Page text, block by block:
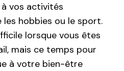
vos activités
les hobbies ou le sport.
lorsque vous êtes
mais ce temps pour
à votre bien-être